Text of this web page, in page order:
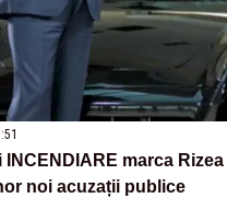
INCENDIARE marca
noi acuzații publice